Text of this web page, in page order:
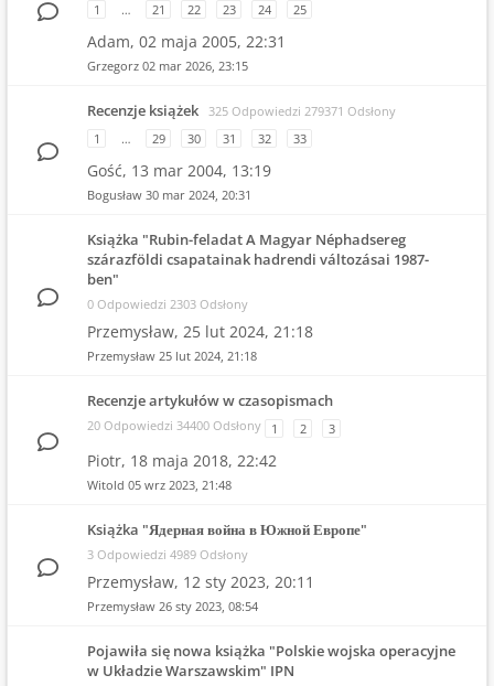
1
… 21 22 23 24 25
Adam, 02 maja 2005, 22:31
Grzegorz 02 mar 2026, 23:15
Recenzje książek 325 Odpowiedzi 279371 Odsłony
1
… 29 30 31 32 33
Gość, 13 mar 2004, 13:19
Bogusław 30 mar 2024, 20:31
Książka "Rubin-feladat A Magyar Néphadsereg
szárazföldi csapatainak hadrendi változásai 1987-
ben"
0 Odpowiedzi 2303 Odsłony
Przemysław, 25 lut 2024, 21:18
Przemysław 25 lut 2024, 21:18
Recenzje artykułów w czasopismach
20 Odpowiedzi 34400 Odsłony 1 2 3
Piotr, 18 maja 2018, 22:42
Witold 05 wrz 2023, 21:48
Książka "Ядерная война в Южной Европе"
3 Odpowiedzi 4989 Odsłony
Przemysław, 12 sty 2023, 20:11
Przemysław 26 sty 2023, 08:54
Pojawiła się nowa książka "Polskie wojska operacyjne
w Układzie Warszawskim" IPN